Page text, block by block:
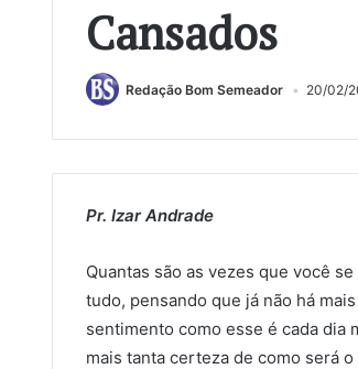
Cansados
Redação Bom Semeador 20/02/
Pr. Izar Andrade
Quantas são as vezes que você
tudo, pensando que já não há
sentimento como esse é cada dia
mais tanta certeza de como será